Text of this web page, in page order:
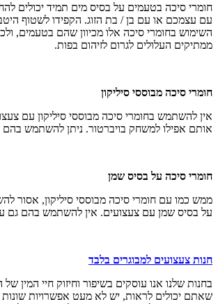
חומרי סיכה בטעמים על בסיס מים תמיד יכולים
עם עצמכם או עם בן / בת הזוג. הקפידו לשטוף
השימוש בחומרי סיכה אלו מכיוון שהם בטעמים,
ממתיקים העלולים לגרום לזיהום בפות.
חומרי סיכה מבוססי סיליקון
אין להשתמש בחומרי סיכה מבוססי סיליקון עם
אותם אפילו למשחק בויברטור. ניתן להשתמש בהם
חומרי סיכה על בסיס שמן
ממש כמו עם חומרי סיכה מבוססי סיליקון, אסור
על בסיס שמן עם צעצועים. אין להשתמש בהם גם
חנות צעצועים למבוגרים בלבד
בחנות שלנו אנו עוסקים בשיפור וחיזוק חיי המין
שאתם יכולים לראות, יש לא מעט אפשרויות